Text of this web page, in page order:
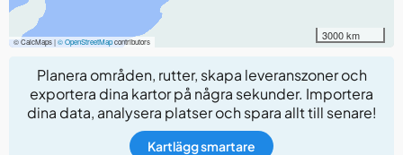
© CalcMaps |© OpenStreetMapcontributors 3000 km
Planera områden, rutter, skapa leveranszoner och
exportera dina kartor på några sekunder. Importera
dina data, analysera platser och spara allt till senare!
Kartlägg smartare